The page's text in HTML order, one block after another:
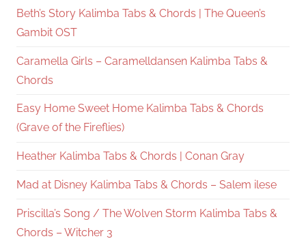
Beth’s Story Kalimba Tabs & Chords | The Queen’s
Gambit OST
Caramella Girls – Caramelldansen Kalimba Tabs &
Chords
Easy Home Sweet Home Kalimba Tabs & Chords
(Grave of the Fireflies)
Heather Kalimba Tabs & Chords | Conan Gray
Mad at Disney Kalimba Tabs & Chords – Salem ilese
Priscilla’s Song / The Wolven Storm Kalimba Tabs &
Chords – Witcher 3